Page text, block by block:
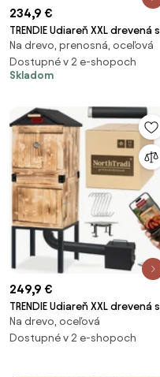
234,9 €
TRENDIE Udiareň XXL drevená s
kovovým komínom
Na drevo, prenosná, oceľová
Dostupné v 2 e-shopoch
Skladom
249,9 €
TRENDIE Udiareň XXL drevená s
kovovou strechou
Na drevo, oceľová
Dostupné v 2 e-shopoch